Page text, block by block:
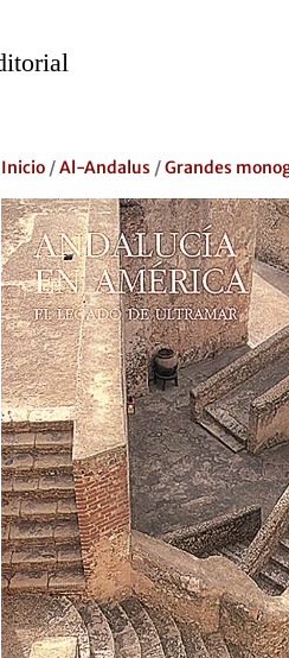
Inicio/Al-Andalus/Grandes